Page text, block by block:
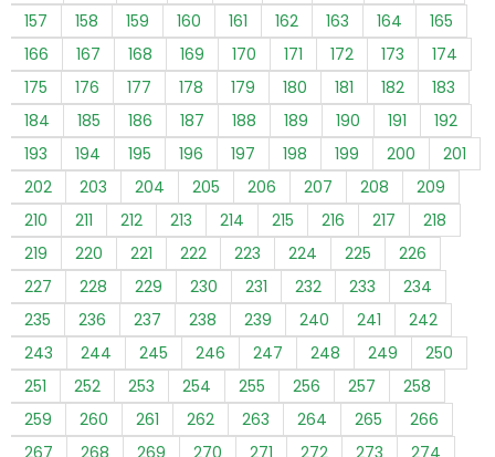
157 158 159 160 161 162 163 164
165
166
167 168 169 170 171 172 173
174
175
176 177 178 179 180 181 182
183
184
185 186 187 188 189 190 191
192
193
194 195 196 197 198 199 200
201
202
203 204 205 206 207 208
209
210
211 212 213 214 215 216 217
218
219
220 221 222 223 224 225
226
227
228 229 230 231 232 233
234
235
236 237 238 239 240 241
242
243
244 245 246 247 248 249
250
251
252 253 254 255 256 257
258
259
260 261 262 263 264 265
266
267
268 269 270 271 272 273
274